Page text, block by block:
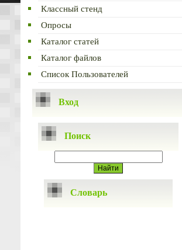
Классный стенд
Опросы
Каталог статей
Каталог файлов
Список Пользователей
Вход
Поиск
Словарь